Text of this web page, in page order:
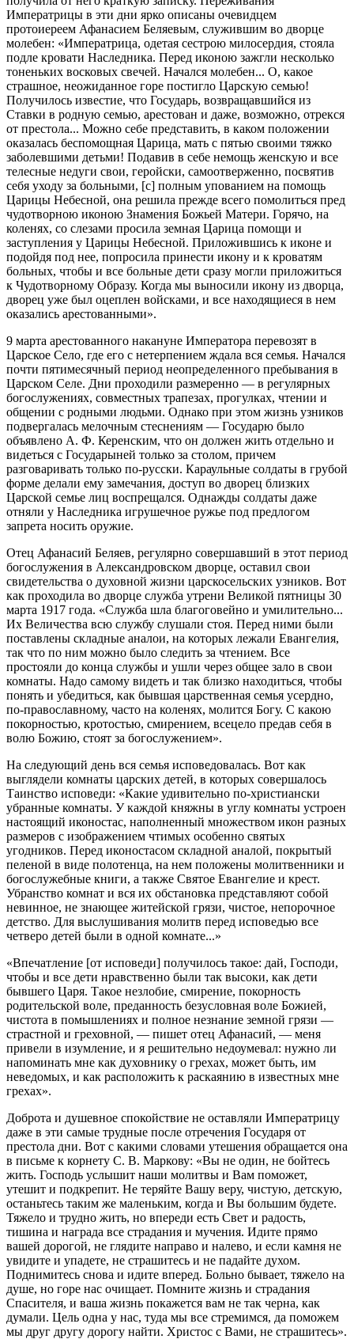
Императрицы в эти дни ярко описаны очевидцем
протоиереем Афанасием Беляевым, служившим во дворце
молебен: «Императрица, одетая сестрою милосердия, стояла
подле кровати Наследника. Перед иконою зажгли несколько
тоненьких восковых свечей. Начался молебен... О, какое
страшное, неожиданное горе постигло Царскую семью!
Получилось известие, что Государь, возвращавшийся из
Ставки в родную семью, арестован и даже, возможно, отрекся
от престола... Можно себе представить, в каком положении
оказалась беспомощная Царица, мать с пятью своими тяжко
заболевшими детьми! Подавив в себе немощь женскую и все
телесные недуги свои, геройски, самоотверженно, посвятив
себя уходу за больными, [с] полным упованием на помощь
Царицы Небесной, она решила прежде всего помолиться пред
чудотворною иконою Знамения Божьей Матери. Горячо, на
коленях, со слезами просила земная Царица помощи и
заступления у Царицы Небесной. Приложившись к иконе и
подойдя под нее, попросила принести икону и к кроватям
больных, чтобы и все больные дети сразу могли приложиться
к Чудотворному Образу. Когда мы выносили икону из дворца,
дворец уже был оцеплен войсками, и все находящиеся в нем
оказались арестованными».
9 марта арестованного накануне Императора перевозят в
Царское Село, где его с нетерпением ждала вся семья. Начался
почти пятимесячный период неопределенного пребывания в
Царском Селе. Дни проходили размеренно — в регулярных
богослужениях, совместных трапезах, прогулках, чтении и
общении с родными людьми. Однако при этом жизнь узников
подвергалась мелочным стеснениям — Государю было
объявлено А. Ф. Керенским, что он должен жить отдельно и
видеться с Государыней только за столом, причем
разговаривать только по-русски. Караульные солдаты в грубой
форме делали ему замечания, доступ во дворец близких
Царской семье лиц воспрещался. Однажды солдаты даже
отняли у Наследника игрушечное ружье под предлогом
запрета носить оружие.
Отец Афанасий Беляев, регулярно совершавший в этот период
богослужения в Александровском дворце, оставил свои
свидетельства о духовной жизни царскосельских узников. Вот
как проходила во дворце служба утрени Великой пятницы 30
марта 1917 года. «Служба шла благоговейно и умилительно...
Их Величества всю службу слушали стоя. Перед ними были
поставлены складные аналои, на которых лежали Евангелия,
так что по ним можно было следить за чтением. Все
простояли до конца службы и ушли через общее зало в свои
комнаты. Надо самому видеть и так близко находиться, чтобы
понять и убедиться, как бывшая царственная семья усердно,
по-православному, часто на коленях, молится Богу. С какою
покорностью, кротостью, смирением, всецело предав себя в
волю Божию, стоят за богослужением».
На следующий день вся семья исповедовалась. Вот как
выглядели комнаты царских детей, в которых совершалось
Таинство исповеди: «Какие удивительно по-христиански
убранные комнаты. У каждой княжны в углу комнаты устроен
настоящий иконостас, наполненный множеством икон разных
размеров с изображением чтимых особенно святых
угодников. Перед иконостасом складной аналой, покрытый
пеленой в виде полотенца, на нем положены молитвенники и
богослужебные книги, а также Святое Евангелие и крест.
Убранство комнат и вся их обстановка представляют собой
невинное, не знающее житейской грязи, чистое, непорочное
детство. Для выслушивания молитв перед исповедью все
четверо детей были в одной комнате...»
«Впечатление [от исповеди] получилось такое: дай, Господи,
чтобы и все дети нравственно были так высоки, как дети
бывшего Царя. Такое незлобие, смирение, покорность
родительской воле, преданность безусловная воле Божией,
чистота в помышлениях и полное незнание земной грязи —
страстной и греховной, — пишет отец Афанасий, — меня
привели в изумление, и я решительно недоумевал: нужно ли
напоминать мне как духовнику о грехах, может быть, им
неведомых, и как расположить к раскаянию в известных мне
грехах».
Доброта и душевное спокойствие не оставляли Императрицу
даже в эти самые трудные после отречения Государя от
престола дни. Вот с какими словами утешения обращается она
в письме к корнету С. В. Маркову: «Вы не один, не бойтесь
жить. Господь услышит наши молитвы и Вам поможет,
утешит и подкрепит. Не теряйте Вашу веру, чистую, детскую,
останьтесь таким же маленьким, когда и Вы большим будете.
Тяжело и трудно жить, но впереди есть Свет и радость,
тишина и награда все страдания и мучения. Идите прямо
вашей дорогой, не глядите направо и налево, и если камня не
увидите и упадете, не страшитесь и не падайте духом.
Поднимитесь снова и идите вперед. Больно бывает, тяжело на
душе, но горе нас очищает. Помните жизнь и страдания
Спасителя, и ваша жизнь покажется вам не так черна, как
думали. Цель одна у нас, туда мы все стремимся, да поможем
мы друг другу дорогу найти. Христос с Вами, не страшитесь».